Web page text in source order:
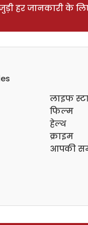
हर जानकारी के
लाइफ
फिल्म
हेल्थ
क्राइम
आपकी